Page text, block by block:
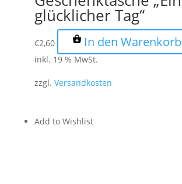
glücklicher Tag“
€2,60 In den Warenkorb
inkl. 19 % MwSt.
zzgl. Versandkosten
Add to Wishlist